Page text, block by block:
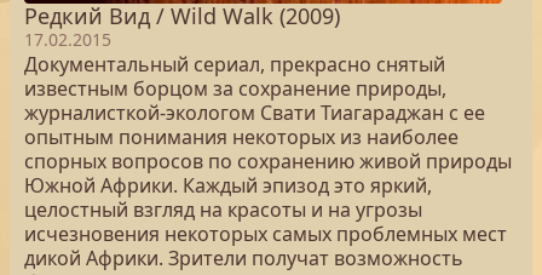
Редкий Вид / Wild Walk (2009)
17.02.2015
Документальный сериал, прекрасно снятый
известным борцом за сохранение природы,
журналисткой-экологом Свати Тиагараджан с ее
опытным понимания некоторых из наиболее
спорных вопросов по сохранению живой природы
Южной Африки. Каждый эпизод это яркий,
целостный взгляд на красоты и на угрозы
исчезновения некоторых самых проблемных мест
дикой Африки. Зрители получат возможность